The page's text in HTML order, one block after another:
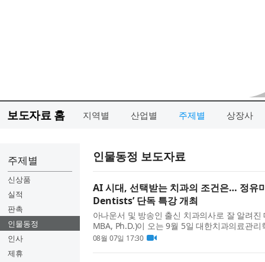
보도자료 홈 지역별 산업별 주제별 상장사
주제별
신상품
실적
판촉
인물동정
인사
제휴
인물동정 보도자료
AI 시대, 선택받는 치과의 조건은… 정유
Dentists’ 단독 특강 개최
아나운서 및 방송인 출신 치과의사로 잘 알려
MBA, Ph.D.)이 오는 9월 5일 대한치과의료관리
Essentials for Dentists’에서 단독 연자로 나선
08월 07일 17:30